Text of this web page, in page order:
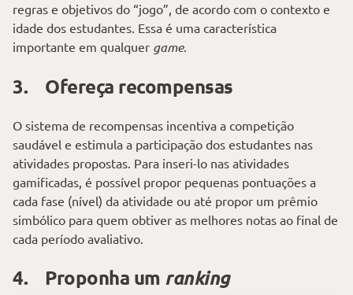
regras e objetivos do “jogo”, de acordo com o contexto e
idade dos estudantes. Essa é uma característica
importante em qualquer game.
3. Ofereça recompensas
O sistema de recompensas incentiva a competição
saudável e estimula a participação dos estudantes nas
atividades propostas. Para inseri-lo nas atividades
gamificadas, é possível propor pequenas pontuações a
cada fase (nível) da atividade ou até propor um prêmio
simbólico para quem obtiver as melhores notas ao final de
cada período avaliativo.
4. Proponha um ranking